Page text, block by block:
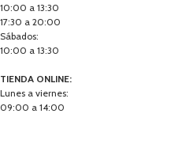
10:00 a 13:30
17:30 a 20:00
Sábados:
10:00 a 13:30
TIENDA ONLINE:
Lunes a viernes:
09:00 a 14:00